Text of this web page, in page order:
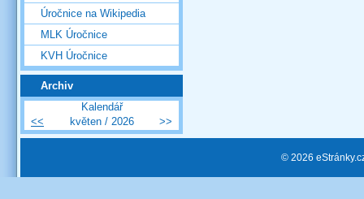
Úročnice na Wikipedia
MLK Úročnice
KVH Úročnice
Archiv
Kalendář
<<
květen / 2026 >>
© 2026